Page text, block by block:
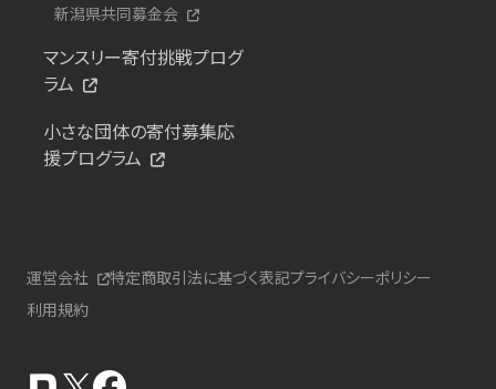
新潟県共同募金会
マンスリー寄付挑戦プログ
ラム
小さな団体の寄付募集応
援プログラム
運営会社 特定商取引法に基づく表記プライバシーポリシー
利用規約